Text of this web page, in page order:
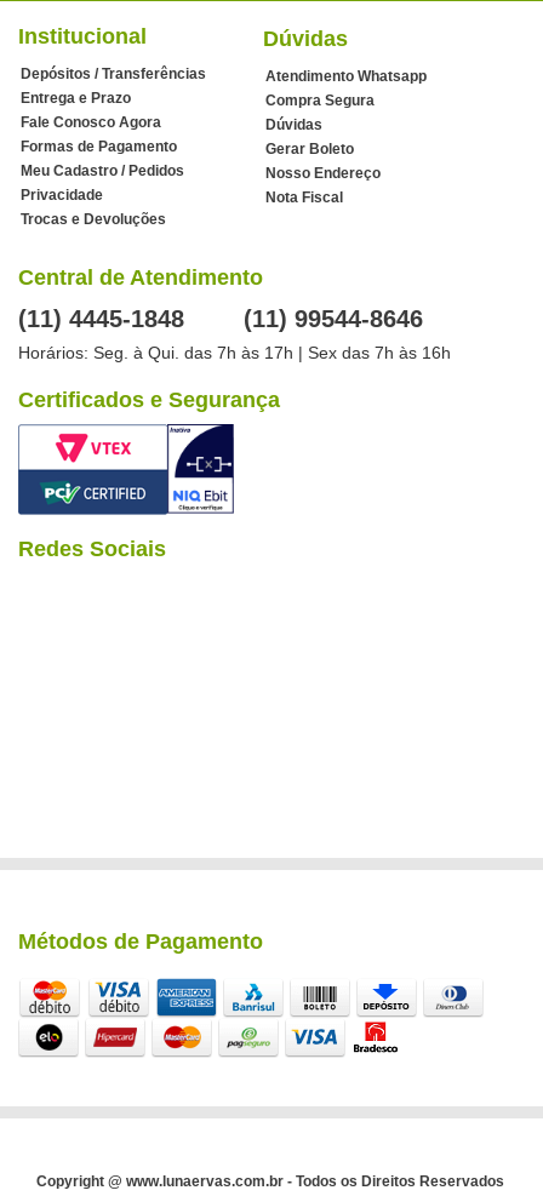
Institucional
Depósitos / Transferências
Entrega e Prazo
Fale Conosco Agora
Formas de Pagamento
Meu Cadastro / Pedidos
Privacidade
Trocas e Devoluções
Dúvidas
Atendimento Whatsapp
Compra Segura
Dúvidas
Gerar Boleto
Nosso Endereço
Nota Fiscal
Central de Atendimento
(11) 4445-1848 (11) 99544-8646
Horários: Seg. à Qui. das 7h às 17h | Sex das 7h às 16h
Certificados e Segurança
Redes Sociais
Métodos de Pagamento
Copyright @ www.lunaervas.com.br - Todos os Direitos Reservados